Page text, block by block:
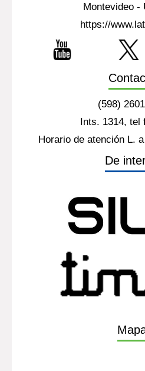
Montevideo -
https://
(598)
Ints. 1314, tel
Horario de atención L.
De